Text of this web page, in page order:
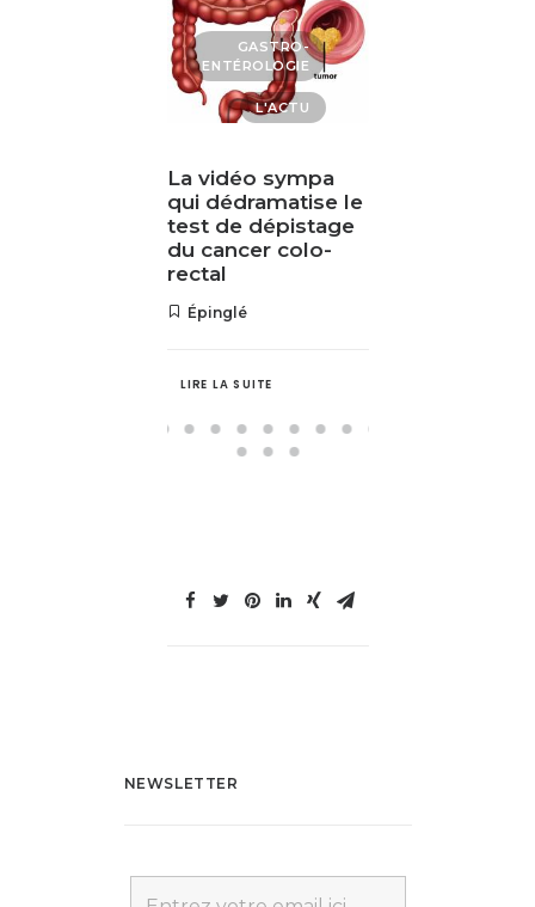
GASTRO-
ENTÉROLOGIE
L'ACTU
La vidéo sympa
qui dédramatise le
test de dépistage
du cancer colo-
rectal
Épinglé
LIRE LA SUITE
NEWSLETTER